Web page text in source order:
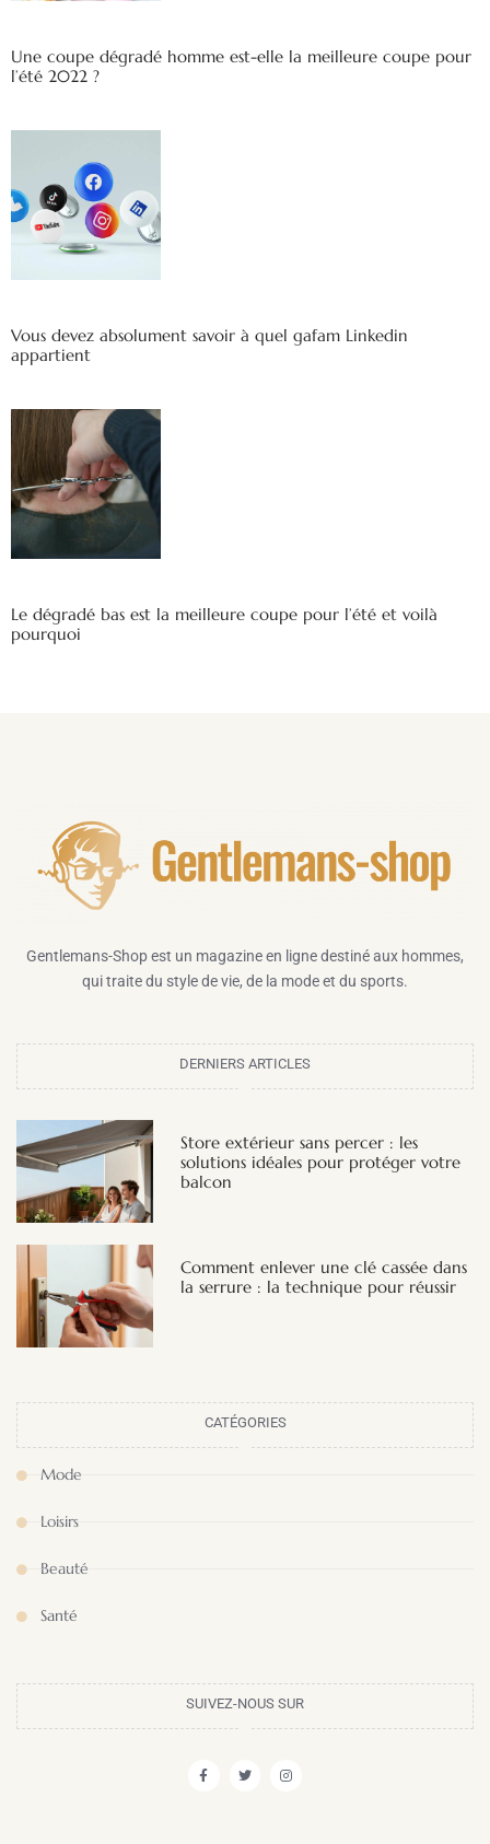
Une coupe dégradé homme est-elle la meilleure coupe pour
l’été 2022 ?
Vous devez absolument savoir à quel gafam Linkedin
appartient
Le dégradé bas est la meilleure coupe pour l’été et voilà
pourquoi
Gentlemans-Shop est un magazine en ligne destiné aux hommes,
qui traite du style de vie, de la mode et du sports.
DERNIERS ARTICLES
Store extérieur sans percer : les
solutions idéales pour protéger votre
balcon
Comment enlever une clé cassée dans
la serrure : la technique pour réussir
CATÉGORIES
Mode
Loisirs
Beauté
Santé
SUIVEZ-NOUS SUR